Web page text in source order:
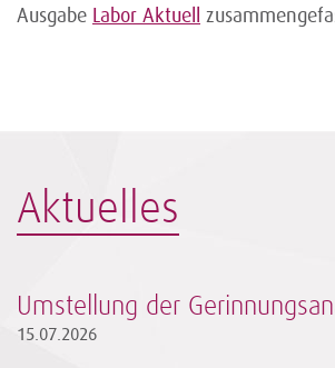
Ausgabe Labor Aktuell
Aktuelles
Umstellung der
15.07.2026